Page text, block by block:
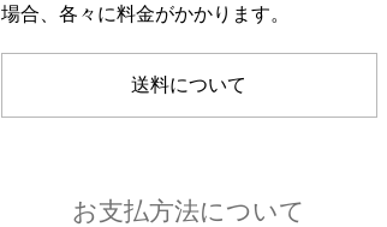
場合、各々に料金がかかります。
送料について
お支払方法について